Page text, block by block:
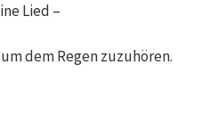
Lied –
dem Regen zuzuhören.